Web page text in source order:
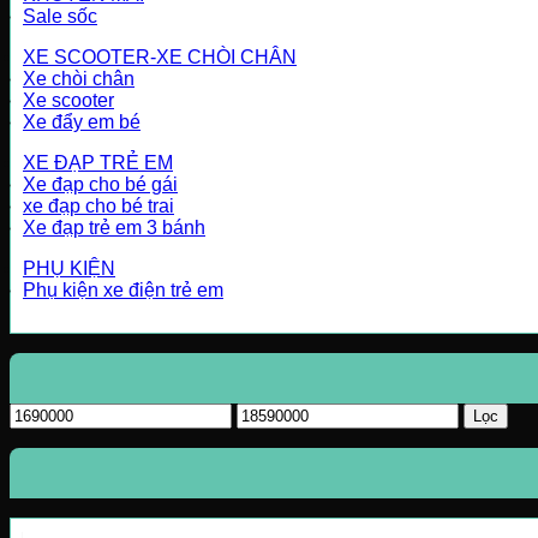
Sale sốc
XE SCOOTER-XE CHÒI CHÂN
Xe chòi chân
Xe scooter
Xe đẩy em bé
XE ĐẠP TRẺ EM
Xe đạp cho bé gái
xe đạp cho bé trai
Xe đạp trẻ em 3 bánh
PHỤ KIỆN
Phụ kiện xe điện trẻ em
Giá
tối
thiểu
Giá
tối
Lọc